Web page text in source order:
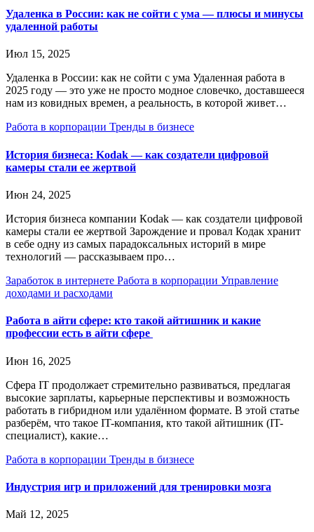
Удаленка в России: как не сойти с ума — плюсы и минусы
удаленной работы
Июл 15, 2025
Удаленка в России: как не сойти с ума Удаленная работа в
2025 году — это уже не просто модное словечко, доставшееся
нам из ковидных времен, а реальность, в которой живет…
Работа в корпорации Тренды в бизнесе
История бизнеса: Kodak — как создатели цифровой
камеры стали ее жертвой
Июн 24, 2025
История бизнеса компании Кodak — как создатели цифровой
камеры стали ее жертвой Зарождение и провал Кодак хранит
в себе одну из самых парадоксальных историй в мире
технологий — рассказываем про…
Заработок в интернете Работа в корпорации Управление
доходами и расходами
Работа в айти сфере: кто такой айтишник и какие
профессии есть в айти сфере
Июн 16, 2025
Сфера IT продолжает стремительно развиваться, предлагая
высокие зарплаты, карьерные перспективы и возможность
работать в гибридном или удалённом формате. В этой статье
разберём, что такое IT-компания, кто такой айтишник (IT-
специалист), какие…
Работа в корпорации Тренды в бизнесе
Индустрия игр и приложений для тренировки мозга
Май 12, 2025